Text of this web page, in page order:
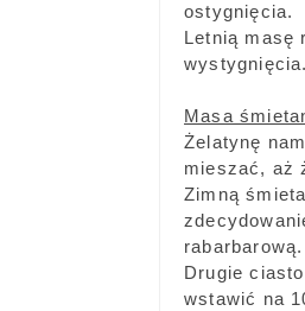
ostygnięcia.
Letnią masę
Masa
Żelatynę
mieszać, aż
Zimną
rabarbarową.
Drugie
wstawić na